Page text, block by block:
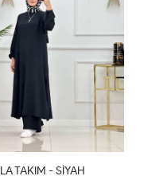
TAKIM - SİYAH